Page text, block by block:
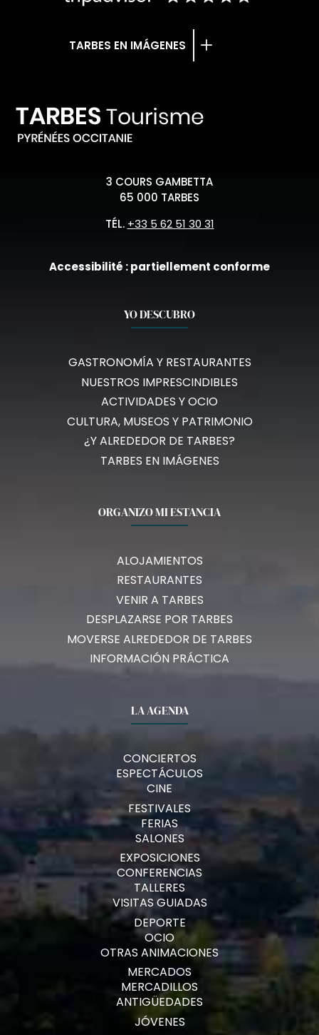
TARBES EN IMÁGENES
3 COURS GAMBETTA
65 000 TARBES
TÉL. +33 5 62 51 30 31
Accessibilité : partiellement conforme
YO DESCUBRO
GASTRONOMÍA Y RESTAURANTES
NUESTROS IMPRESCINDIBLES
ACTIVIDADES Y OCIO
CULTURA, MUSEOS Y PATRIMONIO
¿Y ALREDEDOR DE TARBES?
TARBES EN IMÁGENES
ORGANIZO MI ESTANCIA
ALOJAMIENTOS
RESTAURANTES
VENIR A TARBES
DESPLAZARSE POR TARBES
MOVERSE ALREDEDOR DE TARBES
INFORMACIÓN PRÁCTICA
LA AGENDA
CONCIERTOS
ESPECTÁCULOS
CINE
FESTIVALES
FERIAS
SALONES
EXPOSICIONES
CONFERENCIAS
TALLERES
VISITAS GUIADAS
DEPORTE
OCIO
OTRAS ANIMACIONES
MERCADOS
MERCADILLOS
ANTIGÜEDADES
JÓVENES